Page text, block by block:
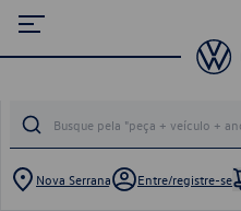
Nova Serrana Entre/registre-se